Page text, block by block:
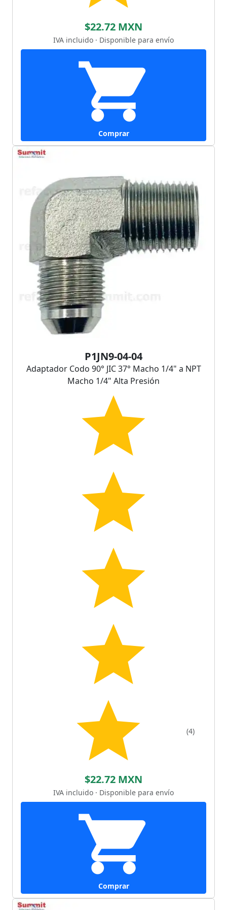
$22.72 MXN
IVA incluido · Disponible para envío
Comprar
P1JN9-04-04
Adaptador Codo 90° JIC 37° Macho 1/4" a NPT
Macho 1/4" Alta Presión
(4)
$22.72 MXN
IVA incluido · Disponible para envío
Comprar